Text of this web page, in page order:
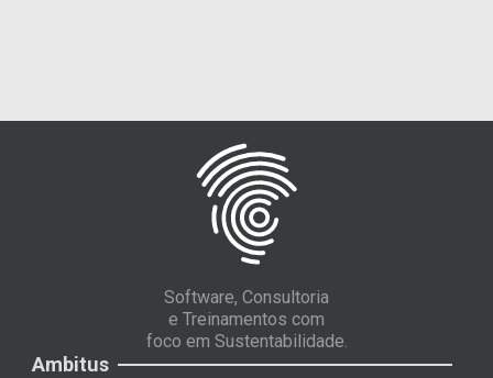
Software, Consultoria
e Treinamentos com
foco em Sustentabilidade.
Ambitus